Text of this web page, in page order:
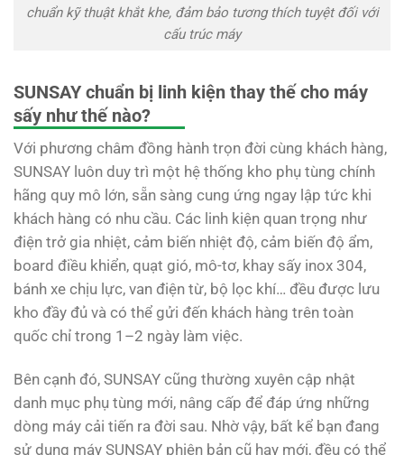
chuẩn kỹ thuật khắt khe, đảm bảo tương thích tuyệt đối với
cấu trúc máy
SUNSAY chuẩn bị linh kiện thay thế cho máy
sấy như thế nào?
Với phương châm đồng hành trọn đời cùng khách hàng,
SUNSAY luôn duy trì một hệ thống kho phụ tùng chính
hãng quy mô lớn, sẵn sàng cung ứng ngay lập tức khi
khách hàng có nhu cầu. Các linh kiện quan trọng như
điện trở gia nhiệt, cảm biến nhiệt độ, cảm biến độ ẩm,
board điều khiển, quạt gió, mô-tơ, khay sấy inox 304,
bánh xe chịu lực, van điện từ, bộ lọc khí… đều được lưu
kho đầy đủ và có thể gửi đến khách hàng trên toàn
quốc chỉ trong 1–2 ngày làm việc.
Bên cạnh đó, SUNSAY cũng thường xuyên cập nhật
danh mục phụ tùng mới, nâng cấp để đáp ứng những
dòng máy cải tiến ra đời sau. Nhờ vậy, bất kể bạn đang
sử dụng máy SUNSAY phiên bản cũ hay mới, đều có thể